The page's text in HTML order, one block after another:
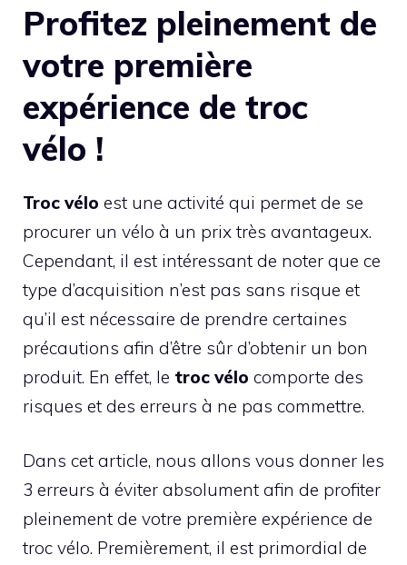
Profitez pleinement de
votre première
expérience de troc
vélo !
Troc vélo est une activité qui permet de se
procurer un vélo à un prix très avantageux.
Cependant, il est intéressant de noter que ce
type d’acquisition n’est pas sans risque et
qu’il est nécessaire de prendre certaines
précautions afin d’être sûr d’obtenir un bon
produit. En effet, le troc vélo comporte des
risques et des erreurs à ne pas commettre.
Dans cet article, nous allons vous donner les
3 erreurs à éviter absolument afin de profiter
pleinement de votre première expérience de
troc vélo. Premièrement, il est primordial de